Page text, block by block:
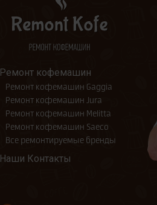
Ремонт кофемашин
Ремонт кофемашин Gaggia
Ремонт кофемашин Jura
Ремонт кофемашин Melitta
Ремонт кофемашин Saeco
Все ремонтируемые бренды
Наши Контакты